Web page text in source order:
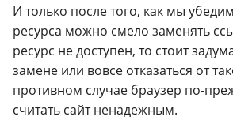
И только после того, как мы
ресурса можно смело заменять
ресурс не доступен, то стоит
замене или вовсе отказаться от
противном случае браузер по-
считать сайт ненадежным.